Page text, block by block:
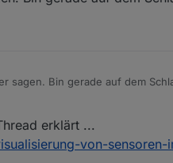
sagen. Bin gerade auf dem
erklärt ...
von-sensoren-